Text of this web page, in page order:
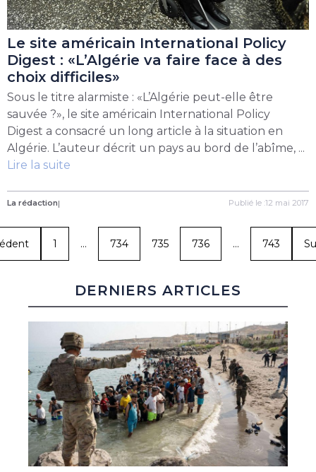
Le site américain International Policy
Digest : «L’Algérie va faire face à des
choix difficiles»
Sous le titre alarmiste : «L’Algérie peut-elle être
sauvée ?», le site américain International Policy
Digest a consacré un long article à la situation en
Algérie. L’auteur décrit un pays au bord de l’abîme, ...
Lire la suite
La rédaction| Publié le :12 mai 2017
1 … 734 735 736 … 743
DERNIERS ARTICLES